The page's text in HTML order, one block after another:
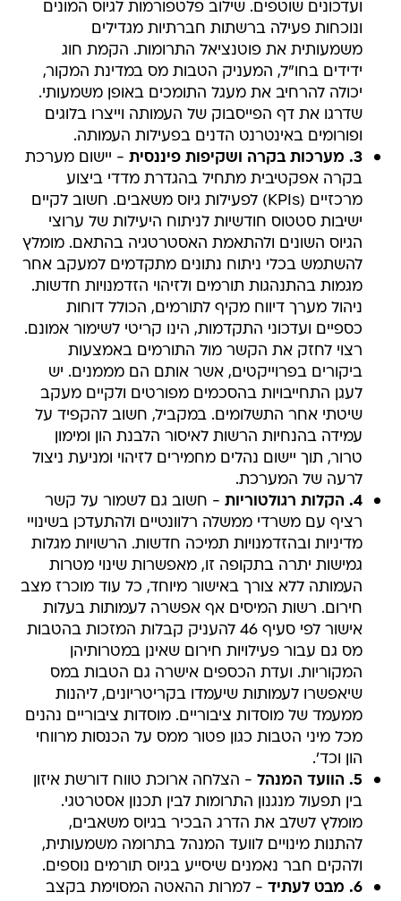
ועדכונים שוטפים. שילוב פלטפורמות לגיוס המונים
ונוכחות פעילה ברשתות חברתיות מגדילים
משמעותית את פוטנציאל התרומות. הקמת חוג
ידידים בחו"ל, המעניק הטבות מס במדינת המקור,
יכולה להרחיב את מעגל התומכים באופן משמעותי.
שדרגו את דף הפייסבוק של העמותה וייצרו בלוגים
ופורומים באינטרנט הדנים בפעילות העמותה.
3. מערכות בקרה ושקיפות פיננסית
- יישום מערכת
בקרה אפקטיבית מתחיל בהגדרת מדדי ביצוע
מרכזיים (KPIs) לפעילות גיוס משאבים. חשוב לקיים
ישיבות סטטוס חודשיות לניתוח היעילות של ערוצי
הגיוס השונים ולהתאמת האסטרטגיה בהתאם. מומלץ
להשתמש בכלי ניתוח נתונים מתקדמים למעקב אחר
מגמות בהתנהגות תורמים ולזיהוי הזדמנויות חדשות.
ניהול מערך דיווח מקיף לתורמים, הכולל דוחות
כספיים ועדכוני התקדמות, הינו קריטי לשימור אמונם.
רצוי לחזק את הקשר מול התורמים באמצעות
ביקורים בפרוייקטים, אשר אותם הם מממנים. יש
לעגן התחייבויות בהסכמים מפורטים ולקיים מעקב
שיטתי אחר התשלומים. במקביל, חשוב להקפיד על
עמידה בהנחיות הרשות לאיסור הלבנת הון ומימון
טרור, תוך יישום נהלים מחמירים לזיהוי ומניעת ניצול
לרעה של המערכת.
4. הקלות רגולטוריות
- חשוב גם לשמור על קשר
רציף עם משרדי ממשלה רלוונטיים ולהתעדכן בשינויי
מדיניות ובהזדמנויות תמיכה חדשות. הרשויות מגלות
גמישות יתרה בתקופה זו, מאפשרות שינוי מטרות
העמותה ללא צורך באישור מיוחד, כל עוד מוכרז מצב
חירום. רשות המיסים אף אפשרה לעמותות בעלות
אישור לפי סעיף 46 להעניק קבלות המזכות בהטבות
מס גם עבור פעילויות חירום שאינן במטרותיהן
המקוריות. ועדת הכספים אישרה גם הטבות במס
שיאפשרו לעמותות שיעמדו בקריטריונים, ליהנות
ממעמד של מוסדות ציבוריים. מוסדות ציבוריים נהנים
מכל מיני הטבות כגון פטור ממס על הכנסות מרווחי
הון וכד'.
5. הוועד המנהל
- הצלחה ארוכת טווח דורשת איזון
בין תפעול מנגנון התרומות לבין תכנון אסטרטגי.
מומלץ לשלב את הדרג הבכיר בגיוס משאבים,
להתנות מינויים לוועד המנהל בתרומה משמעותית,
ולהקים חבר נאמנים שיסייע בגיוס תורמים נוספים.
6. מבט לעתיד
- למרות ההאטה המסוימת בקצב